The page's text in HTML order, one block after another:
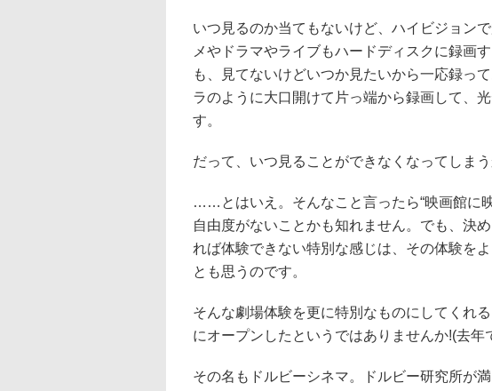
いつ見るのか当てもないけど、ハイビジョン
メやドラマやライブもハードディスクに録画
も、見てないけどいつか見たいから一応録っ
ラのように大口開けて片っ端から録画して、
す。
だって、いつ見ることができなくなってしま
……とはいえ。そんなこと言ったら“映画館に
自由度がないことかも知れません。でも、決
れば体験できない特別な感じは、その体験を
とも思うのです。
そんな劇場体験を更に特別なものにしてくれ
にオープンしたというではありませんか!(去年
その名もドルビーシネマ。ドルビー研究所が